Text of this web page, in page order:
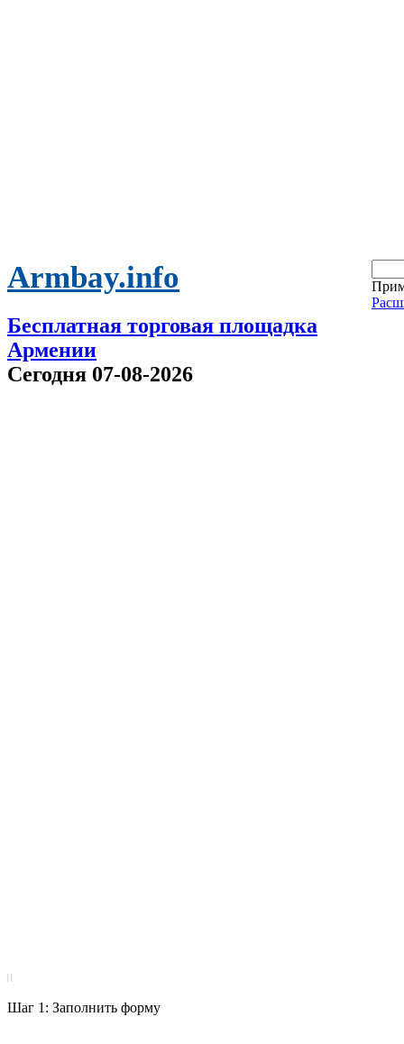
Armbay.info
Бесплатная торговая площадка
Армении
Сегодня 07-08-2026
Шаг 1: Заполнить форму